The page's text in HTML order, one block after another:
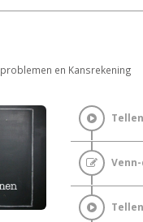
en Kansrekening